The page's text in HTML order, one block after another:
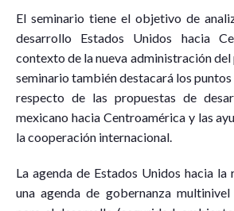
El seminario tiene el objetivo de
desarrollo Estados Unidos hacia
contexto de la nueva administración del
seminario también destacará los
respecto de las propuestas de
mexicano hacia Centroamérica y las
la cooperación internacional.
La agenda de Estados Unidos hacia la
una agenda de gobernanza